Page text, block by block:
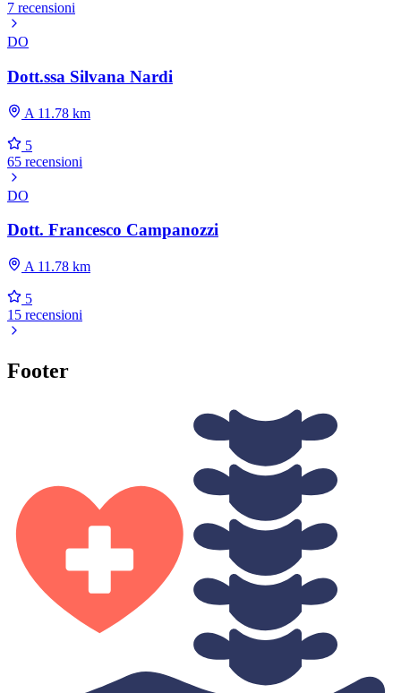
7 recensioni
DO
Dott.ssa Silvana Nardi
A 11.78 km
5
65 recensioni
DO
Dott. Francesco Campanozzi
A 11.78 km
5
15 recensioni
Footer